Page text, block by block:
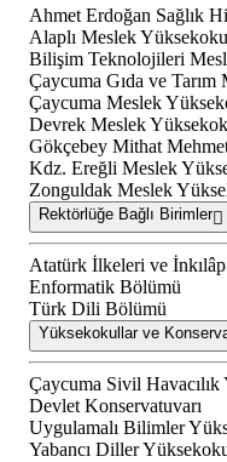
Ahmet Erdoğan Sağlık
Alaplı Meslek
Bilişim Teknolojileri
Çaycuma Gıda ve Tarım
Çaycuma Meslek
Devrek Meslek
Gökçebey Mithat
Kdz. Ereğli Meslek
Zonguldak Meslek
Rektörlüğe Bağlı Birimler
Atatürk İlkeleri ve
Enformatik Bölümü
Türk Dili Bölümü
Yüksekokullar ve
Çaycuma Sivil
Devlet Konservatuvarı
Uygulamalı Bilimler
Yabancı Diller